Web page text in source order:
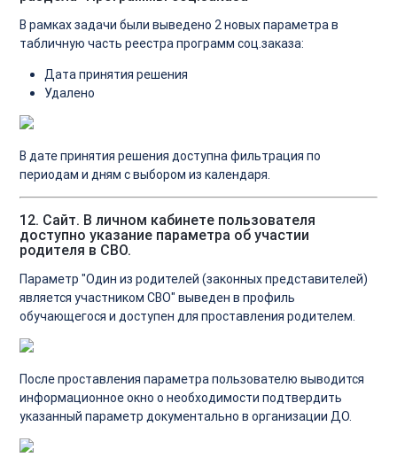
В рамках задачи были выведено 2 новых параметра в
табличную часть реестра программ соц.заказа:
Дата принятия решения
Удалено
В дате принятия решения доступна фильтрация по
периодам и дням с выбором из календаря.
12. Сайт. В личном кабинете пользователя
доступно указание параметра об участии
родителя в СВО.
Параметр "Один из родителей (законных представителей)
является участником СВО" выведен в профиль
обучающегося и доступен для проставления родителем.
После проставления параметра пользователю выводится
информационное окно о необходимости подтвердить
указанный параметр документально в организации ДО.